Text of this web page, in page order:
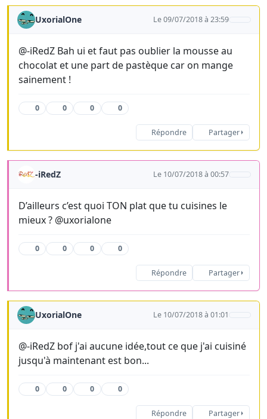
UxorialOne Le 09/07/2018 à 23:59
@-iRedZ Bah ui et faut pas oublier la mousse au
chocolat et une part de pastèque car on mange
sainement !
0 0 0 0
Répondre Partager
-iRedZ Le 10/07/2018 à 00:57
D’ailleurs c’est quoi TON plat que tu cuisines le
mieux ? @uxorialone
0 0 0 0
Répondre Partager
UxorialOne Le 10/07/2018 à 01:01
@-iRedZ bof j'ai aucune idée,tout ce que j'ai cuisiné
jusqu'à maintenant est bon...
0 0 0 0
Répondre Partager